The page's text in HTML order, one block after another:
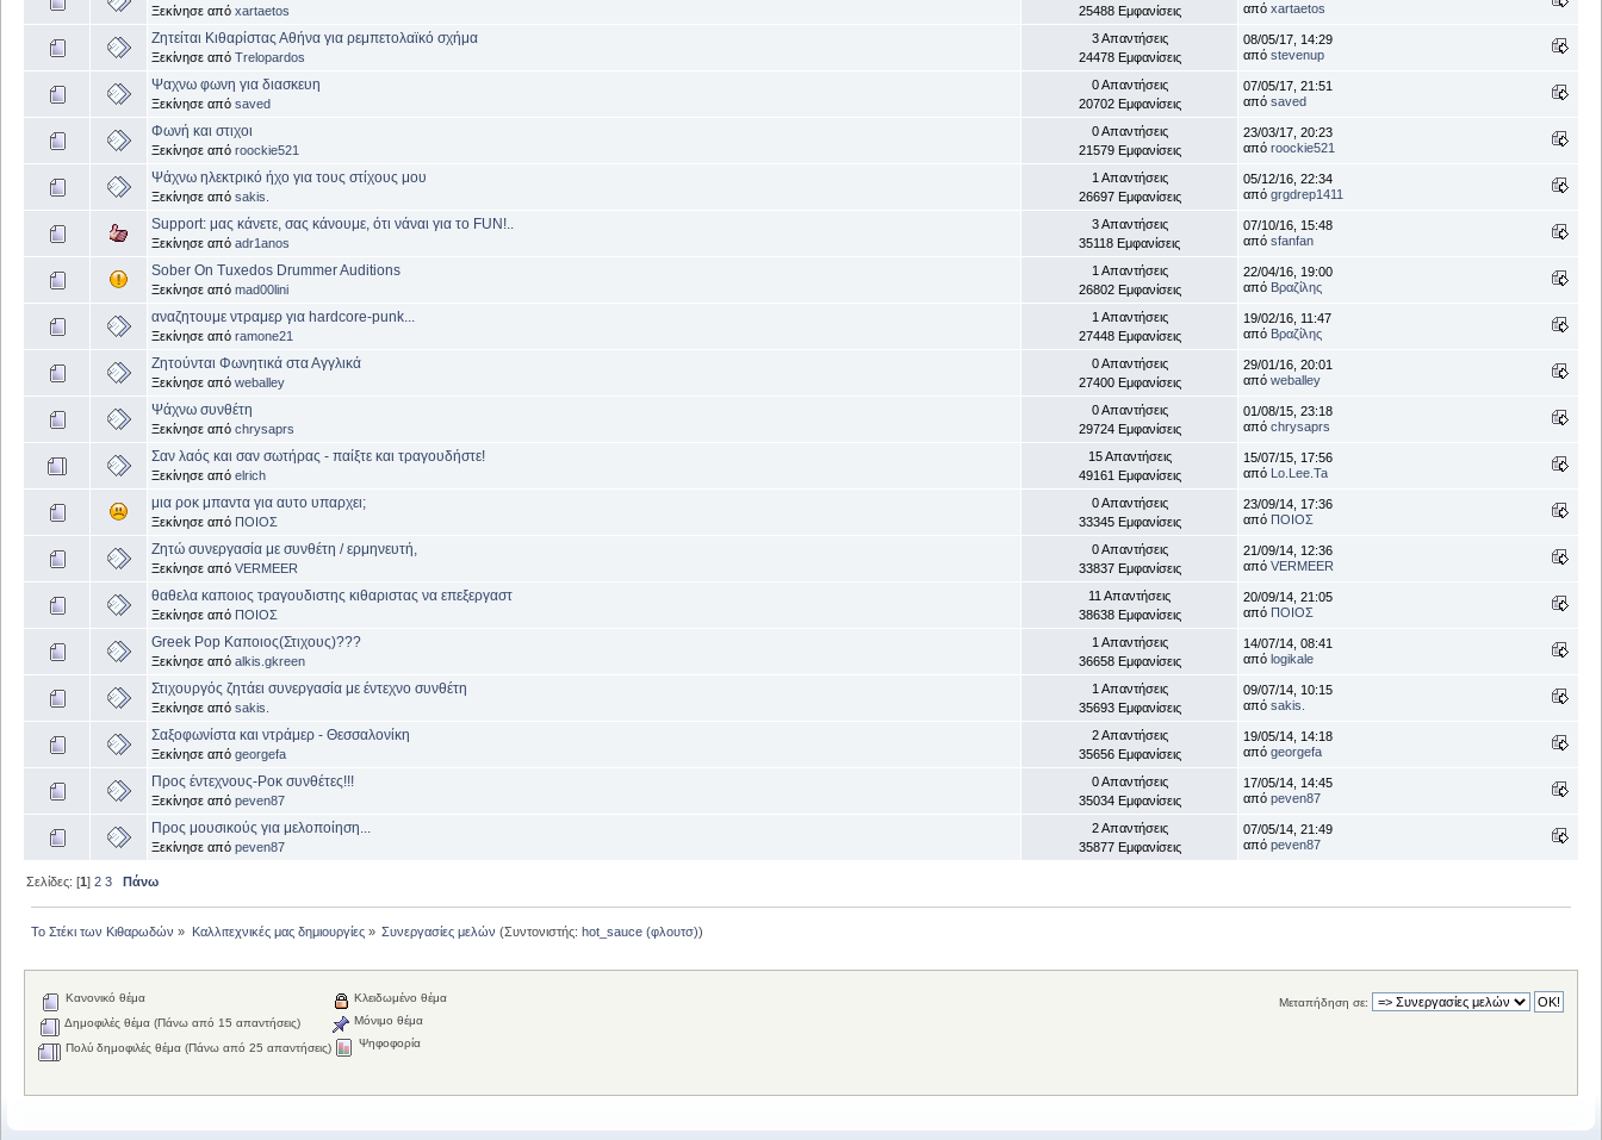
Ξεκίνησε από xartaetos
25488 Εμφανίσεις
από xartaetos
Ζητείται Κιθαρίστας Αθήνα για ρεμπετολαϊκό σχήμα
Ξεκίνησε από Trelopardos
3 Απαντήσεις
24478 Εμφανίσεις
08/05/17, 14:29
από stevenup
Ψαχνω φωνη για διασκευη
Ξεκίνησε από saved
0 Απαντήσεις
20702 Εμφανίσεις
07/05/17, 21:51
από saved
Φωνή και στιχοι
Ξεκίνησε από roockie521
0 Απαντήσεις
21579 Εμφανίσεις
23/03/17, 20:23
από roockie521
Ψάχνω ηλεκτρικό ήχο για τους στίχους μου
Ξεκίνησε από sakis.
1 Απαντήσεις
26697 Εμφανίσεις
05/12/16, 22:34
από grgdrep1411
Support: μας κάνετε, σας κάνουμε, ότι νάναι για το FUN!..
Ξεκίνησε από adr1anos
3 Απαντήσεις
35118 Εμφανίσεις
07/10/16, 15:48
από sfanfan
Sober On Tuxedos Drummer Auditions
Ξεκίνησε από mad00lini
1 Απαντήσεις
26802 Εμφανίσεις
22/04/16, 19:00
από Βραζίλης
αναζητουμε ντραμερ για hardcore-punk...
Ξεκίνησε από ramone21
1 Απαντήσεις
27448 Εμφανίσεις
19/02/16, 11:47
από Βραζίλης
Ζητούνται Φωνητικά στα Αγγλικά
Ξεκίνησε από weballey
0 Απαντήσεις
27400 Εμφανίσεις
29/01/16, 20:01
από weballey
Ψάχνω συνθέτη
Ξεκίνησε από chrysaprs
0 Απαντήσεις
29724 Εμφανίσεις
01/08/15, 23:18
από chrysaprs
Σαν λαός και σαν σωτήρας - παίξτε και τραγουδήστε!
Ξεκίνησε από elrich
15 Απαντήσεις
49161 Εμφανίσεις
15/07/15, 17:56
από Lo.Lee.Ta
μια ροκ μπαντα για αυτο υπαρχει;
Ξεκίνησε από ΠΟΙΟΣ
0 Απαντήσεις
33345 Εμφανίσεις
23/09/14, 17:36
από ΠΟΙΟΣ
Ζητώ συνεργασία με συνθέτη / ερμηνευτή,
Ξεκίνησε από VERMEER
0 Απαντήσεις
33837 Εμφανίσεις
21/09/14, 12:36
από VERMEER
θαθελα καποιος τραγουδιστης κιθαριστας να επεξεργαστ
Ξεκίνησε από ΠΟΙΟΣ
11 Απαντήσεις
38638 Εμφανίσεις
20/09/14, 21:05
από ΠΟΙΟΣ
Greek Pop Καποιος(Στιχους)???
Ξεκίνησε από alkis.gkreen
1 Απαντήσεις
36658 Εμφανίσεις
14/07/14, 08:41
από logikale
Στιχουργός ζητάει συνεργασία με έντεχνο συνθέτη
Ξεκίνησε από sakis.
1 Απαντήσεις
35693 Εμφανίσεις
09/07/14, 10:15
από sakis.
Σαξοφωνίστα και ντράμερ - Θεσσαλονίκη
Ξεκίνησε από georgefa
2 Απαντήσεις
35656 Εμφανίσεις
19/05/14, 14:18
από georgefa
Προς έντεχνους-Ροκ συνθέτες!!!
Ξεκίνησε από peven87
0 Απαντήσεις
35034 Εμφανίσεις
17/05/14, 14:45
από peven87
Προς μουσικούς για μελοποίηση...
Ξεκίνησε από peven87
2 Απαντήσεις
35877 Εμφανίσεις
07/05/14, 21:49
από peven87
Σελίδες: [1]2 3 Πάνω
Το Στέκι των Κιθαρωδών » Καλλιτεχνικές μας δημιουργίες» Συνεργασίες μελών (Συντονιστής: hot_sauce (φλουτσ))
Μεταπήδηση σε:
Κανονικό θέμα
Δημοφιλές θέμα (Πάνω από 15 απαντήσεις)
Πολύ δημοφιλές θέμα (Πάνω από 25 απαντήσεις)
Κλειδωμένο θέμα
Μόνιμο θέμα
Ψηφοφορία